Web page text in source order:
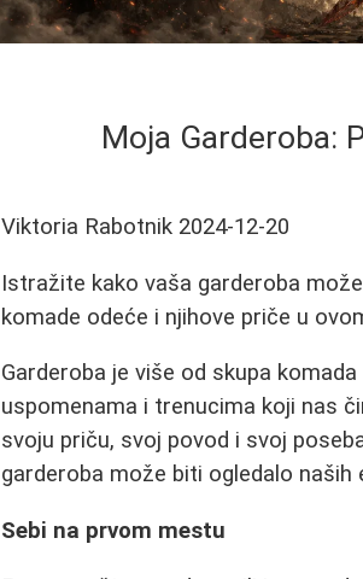
Moja Garderoba:
Viktoria Rabotnik 2024-12-20
Istražite kako vaša garderoba
komade odeće i njihove priče u
Garderoba je više od skupa
uspomenama i trenucima koji nas
svoju priču, svoj povod i svoj
garderoba može biti ogledalo naših
Sebi na prvom mestu